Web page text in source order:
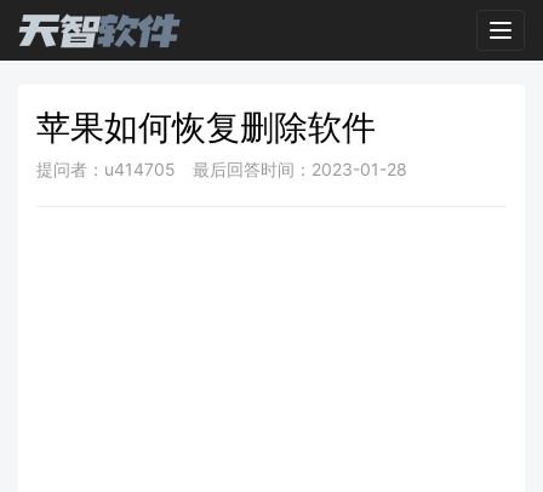
苹果如何恢复删除软件
提问者：u414705 最后回答时间：2023-01-28